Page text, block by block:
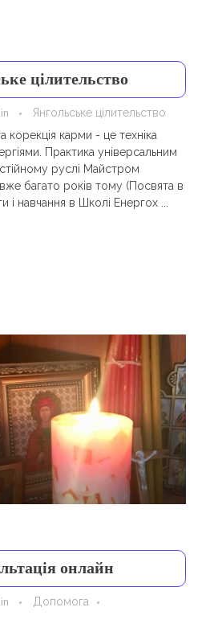
цілительство
Янгольське цілительство
корекція карми - це техніка
Практика універсальним
руслі Майстром
багато років тому (Посвята в
і навчання в Школі Енергох ...
онлайн
Допомога